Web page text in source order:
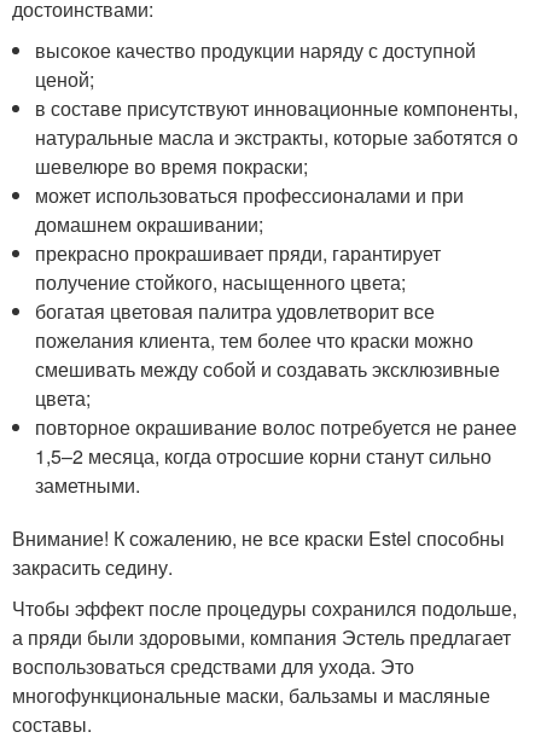
достоинствами:
высокое качество продукции наряду с доступной
ценой;
в составе присутствуют инновационные компоненты,
натуральные масла и экстракты, которые заботятся о
шевелюре во время покраски;
может использоваться профессионалами и при
домашнем окрашивании;
прекрасно прокрашивает пряди, гарантирует
получение стойкого, насыщенного цвета;
богатая цветовая палитра удовлетворит все
пожелания клиента, тем более что краски можно
смешивать между собой и создавать эксклюзивные
цвета;
повторное окрашивание волос потребуется не ранее
1,5–2 месяца, когда отросшие корни станут сильно
заметными.
Внимание! К сожалению, не все краски Estel способны
закрасить седину.
Чтобы эффект после процедуры сохранился подольше,
а пряди были здоровыми, компания Эстель предлагает
воспользоваться средствами для ухода. Это
многофункциональные маски, бальзамы и масляные
составы.